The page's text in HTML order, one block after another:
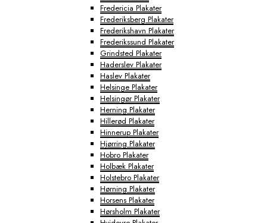
Fredericia Plakater
Frederiksberg Plakater
Frederikshavn Plakater
Frederikssund Plakater
Grindsted Plakater
Haderslev Plakater
Haslev Plakater
Helsinge Plakater
Helsingør Plakater
Herning Plakater
Hillerød Plakater
Hinnerup Plakater
Hjørring Plakater
Hobro Plakater
Holbæk Plakater
Holstebro Plakater
Hørning Plakater
Horsens Plakater
Hørsholm Plakater